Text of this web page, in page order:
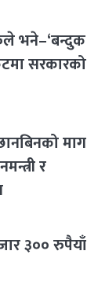
भने–‘बन्दुक
सरकारको
माग
र
३०० रुपैयाँ